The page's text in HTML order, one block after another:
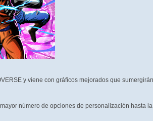
y viene con gráficos mejorados que
número de opciones de personalización hasta